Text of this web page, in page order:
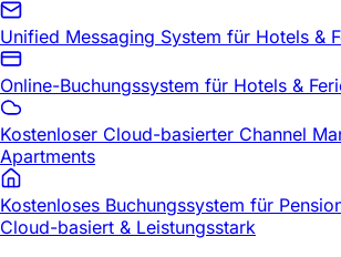
Unified Messaging System für Hotels &
Online-Buchungssystem für Hotels &
Kostenloser Cloud-basierter Channel
Apartments
Kostenloses Buchungssystem für
Cloud-basiert & Leistungsstark